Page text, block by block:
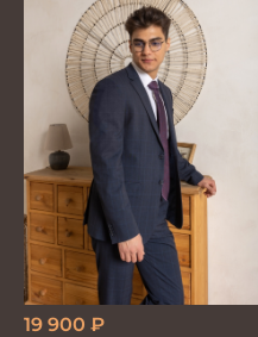
19 900 ₽